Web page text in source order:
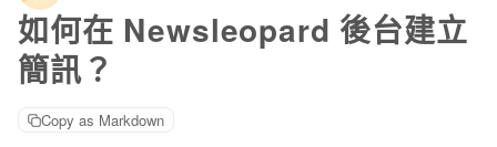
如何在 Newsleopard 後台建立
簡訊？
Copy as Markdown